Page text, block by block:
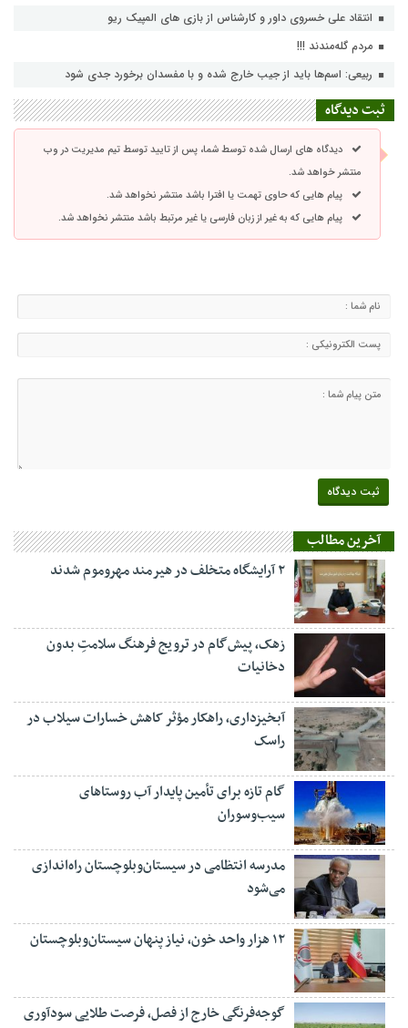
انتقاد علی خسروی داور و کارشناس از بازی های المپیک ریو
مردم گله‌مندند !!!
ربیعی: اسم‌ها باید از جیب خارج شده و با مفسدان برخورد جدی شود
ثبت دیدگاه
دیدگاه های ارسال شده توسط شما، پس از تایید توسط تیم مدیریت در وب
منتشر خواهد شد.
پیام هایی که حاوی تهمت یا افترا باشد منتشر نخواهد شد.
پیام هایی که به غیر از زبان فارسی یا غیر مرتبط باشد منتشر نخواهد شد.
آخرین مطالب
۲ آرایشگاه متخلف در هیرمند مهروموم شدند
زهک، پیش‌گام در ترویج فرهنگ سلامتِ بدون
دخانیات
آبخیزداری، راهکار مؤثر کاهش خسارات سیلاب در
راسک
گام تازه برای تأمین پایدار آب روستاهای
سیب‌وسوران
مدرسه انتظامی در سیستان‌وبلوچستان راه‌اندازی
می‌شود
۱۲ هزار واحد خون، نیاز پنهان سیستان‌وبلوچستان
گوجه‌فرنگی خارج از فصل، فرصت طلایی سودآوری